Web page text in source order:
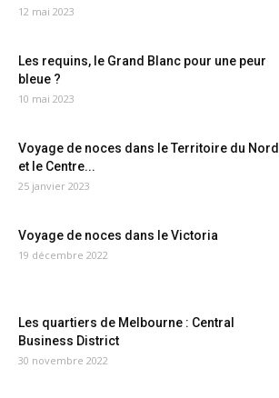
12 mai 2023
Les requins, le Grand Blanc pour une peur
bleue ?
10 mai 2023
Voyage de noces dans le Territoire du Nord
et le Centre...
25 janvier 2023
Voyage de noces dans le Victoria
19 décembre 2022
Les quartiers de Melbourne : Central
Business District
30 novembre 2022